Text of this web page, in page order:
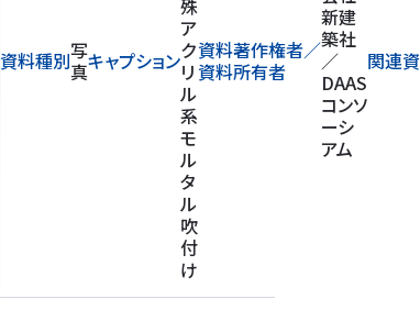
資料種別写
真キャプション
殊
ア
ク
リ
ル
系
モ
ル
タ
ル
吹
付
け
資料著作権者／
資料所有者
新建
築社
／
DAAS
コンソ
ーシ
アム
関連